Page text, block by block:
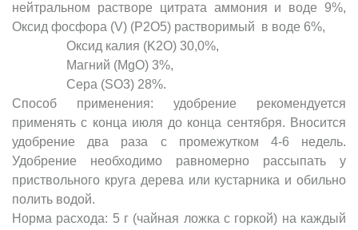
нейтральном растворе цитрата аммония и воде 9%,
Оксид фосфора (V) (P2O5) растворимый в воде 6%,
Оксид калия (K2O) 30,0%,
Магний (MgO) 3%,
Сера (SO3) 28%.
Способ применения: удобрение рекомендуется
применять с конца июля до конца сентября. Вносится
удобрение два раза с промежутком 4-6 недель.
Удобрение необходимо равномерно рассыпать у
приствольного круга дерева или кустарника и обильно
полить водой.
Норма расхода: 5 г (чайная ложка с горкой) на каждый